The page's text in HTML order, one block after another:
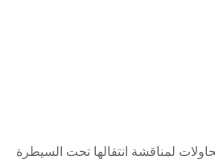
لمناقشة انتقالها تحت السيطرة